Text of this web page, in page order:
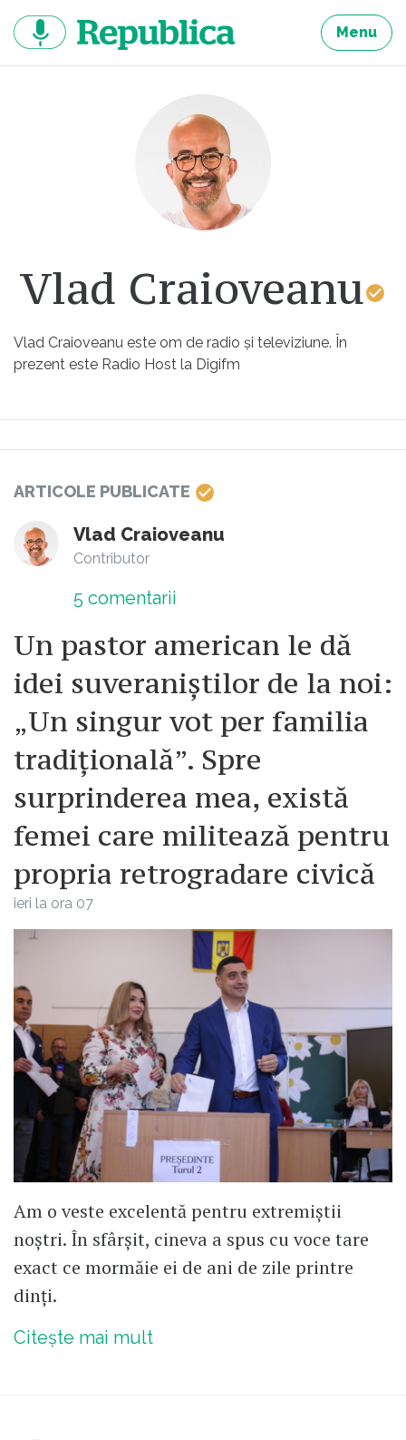
continut
Menu
Vlad Craioveanu
Vlad Craioveanu este om de radio și televiziune. În
prezent este Radio Host la Digifm
ARTICOLE PUBLICATE
Vlad Craioveanu
Contributor
5 comentarii
Un pastor american le dă
idei suveraniștilor de la noi:
„Un singur vot per familia
tradițională”. Spre
surprinderea mea, există
femei care militează pentru
propria retrogradare civică
ieri la ora 07
Am o veste excelentă pentru extremiștii
noștri. În sfârșit, cineva a spus cu voce tare
exact ce mormăie ei de ani de zile printre
dinți.
Citește mai mult